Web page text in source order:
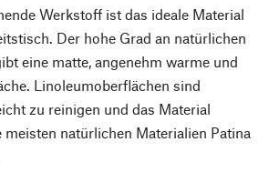
Werkstoff ist das ideale Material
Der hohe Grad an natürlichen
eine matte, angenehm warme und
Linoleumoberflächen sind
zu reinigen und das Material
natürlichen Materialien Patina